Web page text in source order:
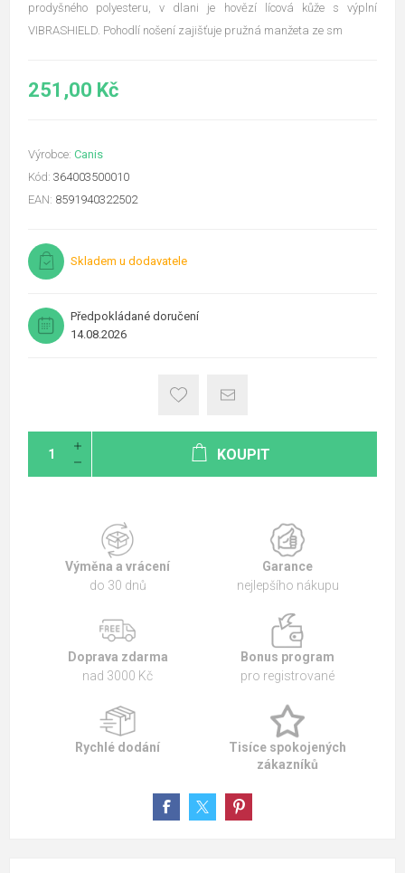
prodyšného polyesteru, v dlani je hovězí lícová kůže s výplní
VIBRASHIELD. Pohodlí nošení zajišťuje pružná manžeta ze sm
251,00 Kč
Výrobce: Canis
Kód: 364003500010
EAN: 8591940322502
Skladem u dodavatele
Předpokládané doručení
14.08.2026
KOUPIT
Výměna a vrácení
do 30 dnů
Garance
nejlepšího nákupu
Doprava zdarma
nad 3000 Kč
Bonus program
pro registrované
Rychlé dodání
Tisíce spokojených
zákazníků